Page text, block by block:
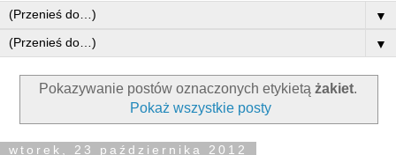
▼
▼
Pokazywanie postów oznaczonych etykietą żakiet.
Pokaż wszystkie posty
wtorek, 23 października 2012